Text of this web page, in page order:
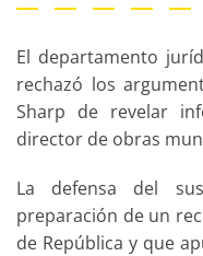
El departamento
rechazó los
Sharp de revelar
director de obras
La defensa del
preparación de un
de República y que